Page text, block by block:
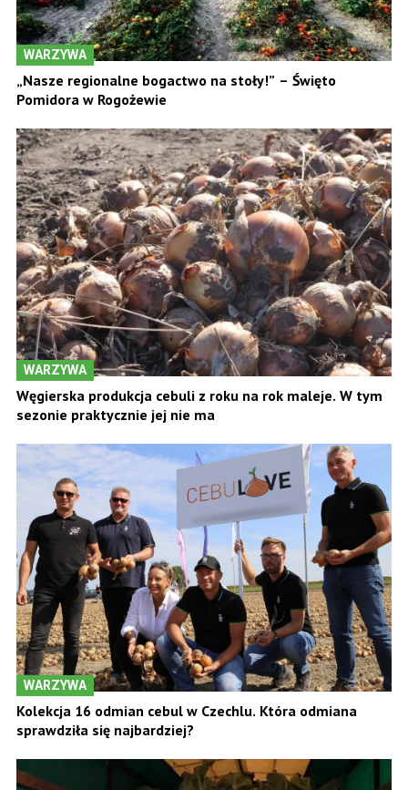
WARZYWA
„Nasze regionalne bogactwo na stoły!” – Święto
Pomidora w Rogożewie
WARZYWA
Węgierska produkcja cebuli z roku na rok maleje. W tym
sezonie praktycznie jej nie ma
WARZYWA
Kolekcja 16 odmian cebul w Czechlu. Która odmiana
sprawdziła się najbardziej?